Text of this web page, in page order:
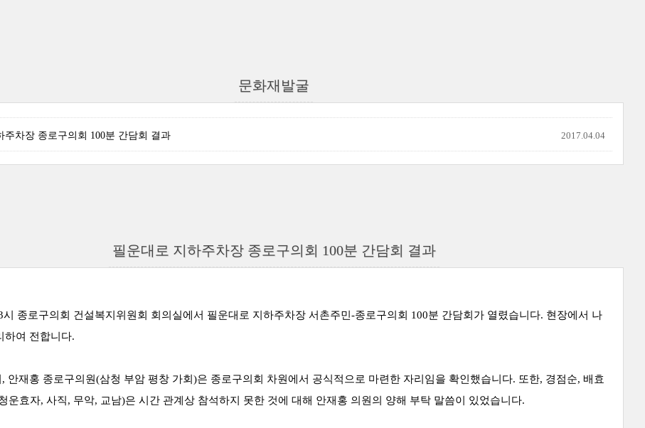
문화재발굴
주차장 종로구의회 100분 간담회 결과 2017.04.04
필운대로 지하주차장 종로구의회 100분 간담회 결과
시 종로구의회 건설복지위원회 회의실에서 필운대로 지하주차장 서촌주민-종로구의회 100분 간담회가 열렸습니다. 현장에서 나
하여 전합니다.
안재홍 종로구의원(삼청 부암 평창 가회)은 종로구의회 차원에서 공식적으로 마련한 자리임을 확인했습니다. 또한, 경점순, 배효
운효자, 사직, 무악, 교남)은 시간 관계상 참석하지 못한 것에 대해 안재홍 의원의 양해 부탁 말씀이 있었습니다.